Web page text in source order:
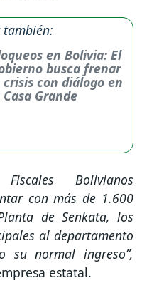
también:
en Bolivia: El
busca frenar
crisis con diálogo en
Grande
Fiscales Bolivianos
con más de 1.600
de Senkata, los
al departamento
su normal ingreso”,
estatal.